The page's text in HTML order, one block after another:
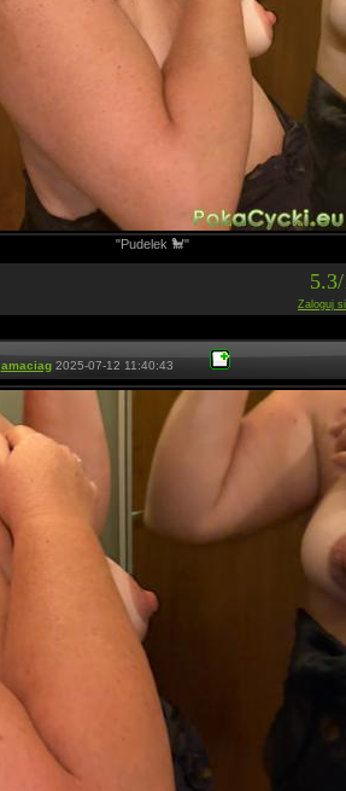
"Pudelek 🐩"
Zaloguj
amaciag2025-07-12 11:40:43